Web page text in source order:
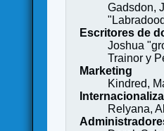
Gadsdon,
Escritores de
Joshua
Trainor y
Marketing
Kindred,
Relyana,